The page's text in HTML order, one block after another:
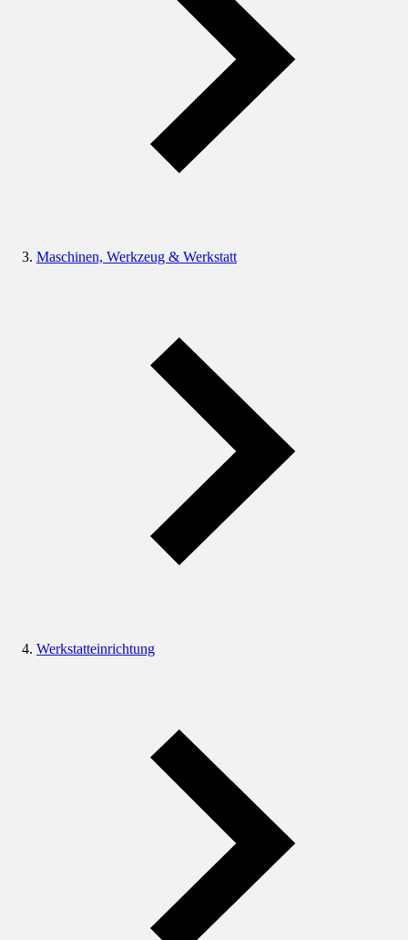
Maschinen, Werkzeug & Werkstatt
Werkstatteinrichtung